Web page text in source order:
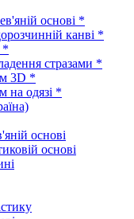
основі *
канві *
*
стразами *
3D *
на одязі *
основі
основі